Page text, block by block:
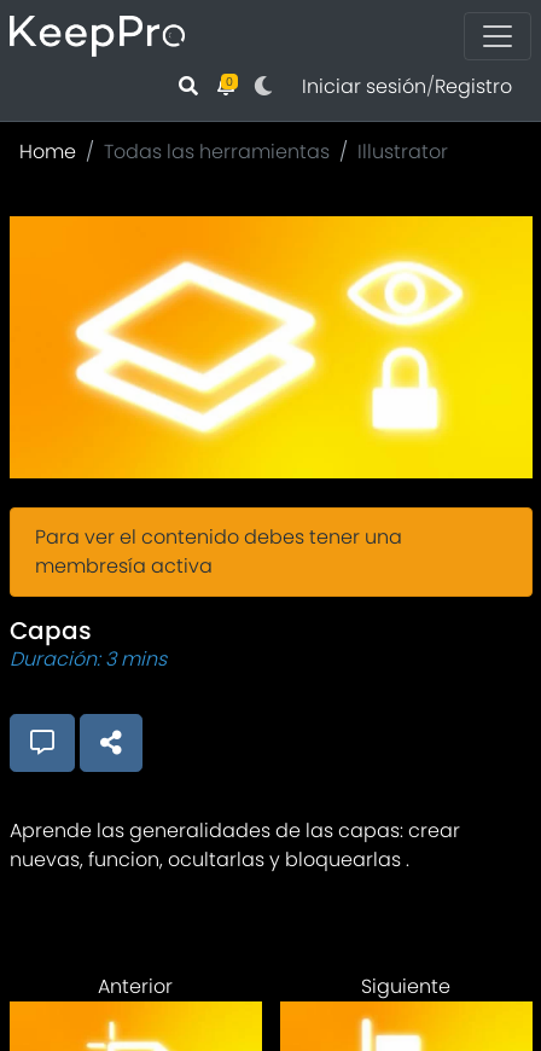
0 Iniciar sesión/Registro
Home Todas las herramientas Illustrator
Para ver el contenido debes tener una
membresía activa
Capas
Duración: 3 mins
Aprende las generalidades de las capas: crear
nuevas, funcion, ocultarlas y bloquearlas .
Anterior Siguiente